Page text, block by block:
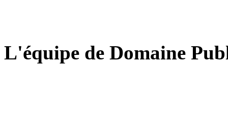
L'équipe de Domaine